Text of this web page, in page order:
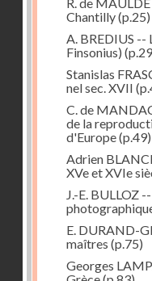
Chantilly(p.25)
A. BREDIUS --
Finsonius)
Stanislas
nel sec. XVII
C. de
de la
d'Europe(p.49)
Adrien
XVe et XVIe
J.-E. BULLOZ
E. DURAND-
maîtres (p.75)
Georges